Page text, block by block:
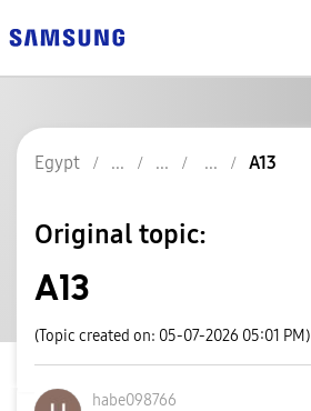
Egypt A13
Original topic:
A13
(Topic created on: 05-07-2026 05:01 PM)
habe098766